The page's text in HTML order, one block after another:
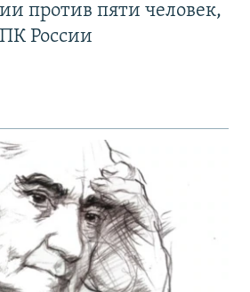
против пяти человек,
России